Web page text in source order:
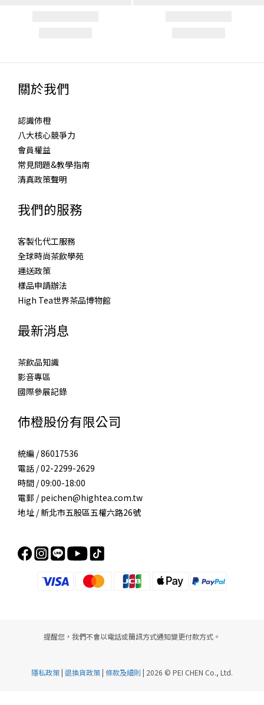
關於我們
認識伂橙
八大核心競爭力
會員權益
常見問題&教學指南
清真政策聲明
我們的服務
客製化代工服務
全球時尚茶飲學苑
運送政策
樣品申請辦法
High Tea世界茶品博物館
最新消息
茶飲品知識
影音專區
國際參展記錄
伂橙股份有限公司
統編 / 86017536
電話 / 02-2299-2629
時間 / 09:00-18:00
電郵 / peichen@hightea.com.tw
地址 / 新北市五股區五權六路26號
提醒您，我們不會以電話或簡訊方式通知變更付款方式。
隱私政策| 退換貨政策| 條款及細則 | 2026 © PEI CHEN Co., Ltd.